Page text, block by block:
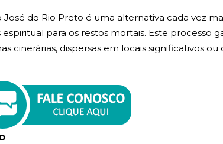
José do Rio Preto é uma alternativa cada vez
para os restos mortais. Este processo
cinerárias, dispersas em locais significativos ou